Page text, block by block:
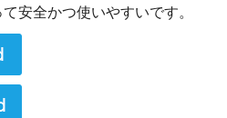
安全かつ使いやすいです。